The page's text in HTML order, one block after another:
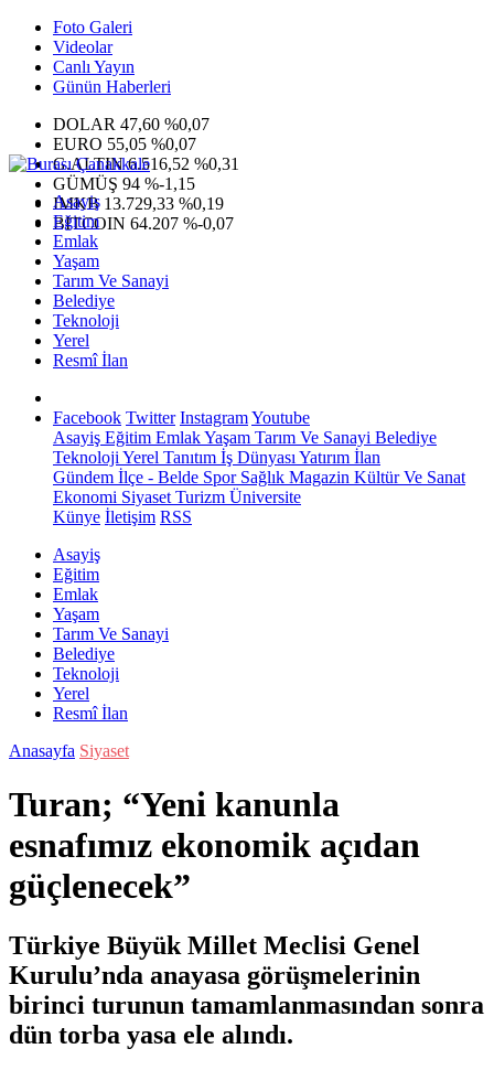
Foto Galeri
Videolar
Canlı Yayın
Günün Haberleri
DOLAR 47,60 %0,07
EURO 55,05 %0,07
G.ALTIN6.516,52 %0,31
GÜMÜŞ 94 %-1,15
IMKB 13.729,33 %0,19
BITCOIN 64.207 %-0,07
Asayiş
Eğitim
Emlak
Yaşam
Tarım Ve Sanayi
Belediye
Teknoloji
Yerel
Resmî İlan
Facebook Twitter InstagramYoutube
Asayiş Eğitim EmlakYaşam Tarım Ve Sanayi Belediye
Teknoloji Yerel Tanıtım İş Dünyası Yatırım İlan
Gündem İlçe - Belde SporSağlık Magazin Kültür Ve Sanat
Ekonomi Siyaset Turizm Üniversite
Künye İletişim RSS
Asayiş
Eğitim
Emlak
Yaşam
Tarım Ve Sanayi
Belediye
Teknoloji
Yerel
Resmî İlan
Anasayfa Siyaset
Turan; “Yeni kanunla
esnafımız ekonomik açıdan
güçlenecek”
Türkiye Büyük Millet Meclisi Genel
Kurulu’nda anayasa görüşmelerinin
birinci turunun tamamlanmasından sonra
dün torba yasa ele alındı.